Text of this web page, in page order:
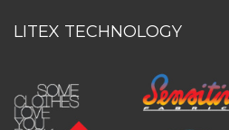
LITEX TECHNOLOGY